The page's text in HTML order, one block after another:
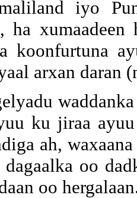
iyo
ha xumaadeen
koonfurtuna
arxan daran
ku jiraa
ah,
dagaalka oo
oo